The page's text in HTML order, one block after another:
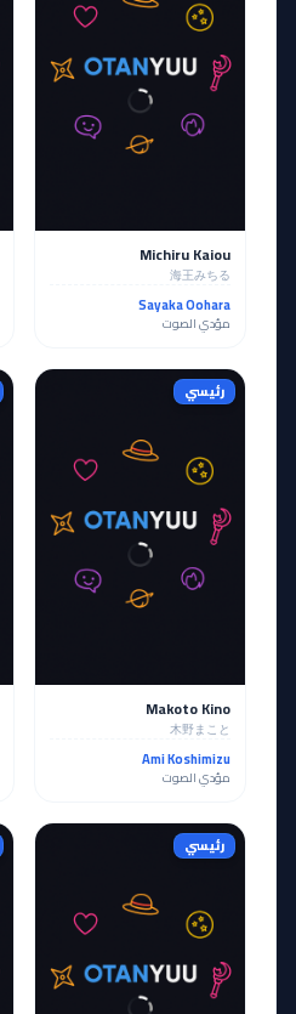
Michiru Kaiou
海王みちる
Sayaka Oohara
مؤدي الصوت
رئيسي
Makoto Kino
木野まこと
Ami Koshimizu
مؤدي الصوت
رئيسي